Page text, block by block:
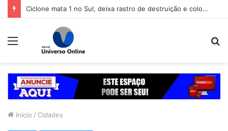
Ciclone mata 1 no Sul, deixa rastro de destruição e coloca 11 estados em alerta
Menu
Início / Cidades